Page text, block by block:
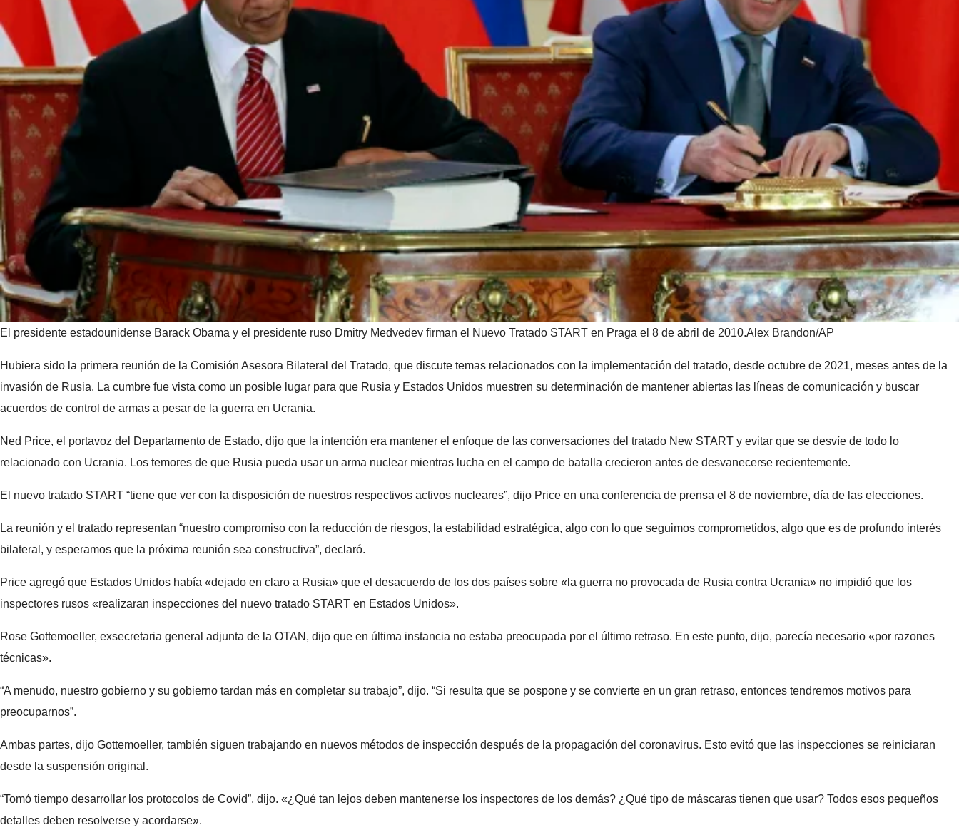
El presidente estadounidense Barack Obama y el presidente ruso Dmitry Medvedev firman el Nuevo Tratado START en Praga el 8 de abril de 2010.Alex Brandon/AP
Hubiera sido la primera reunión de la Comisión Asesora Bilateral del Tratado, que discute temas relacionados con la implementación del tratado, desde octubre de 2021, meses antes de la
invasión de Rusia. La cumbre fue vista como un posible lugar para que Rusia y Estados Unidos muestren su determinación de mantener abiertas las líneas de comunicación y buscar
acuerdos de control de armas a pesar de la guerra en Ucrania.
Ned Price, el portavoz del Departamento de Estado, dijo que la intención era mantener el enfoque de las conversaciones del tratado New START y evitar que se desvíe de todo lo
relacionado con Ucrania. Los temores de que Rusia pueda usar un arma nuclear mientras lucha en el campo de batalla crecieron antes de desvanecerse recientemente.
El nuevo tratado START “tiene que ver con la disposición de nuestros respectivos activos nucleares”, dijo Price en una conferencia de prensa el 8 de noviembre, día de las elecciones.
La reunión y el tratado representan “nuestro compromiso con la reducción de riesgos, la estabilidad estratégica, algo con lo que seguimos comprometidos, algo que es de profundo interés
bilateral, y esperamos que la próxima reunión sea constructiva”, declaró.
Price agregó que Estados Unidos había «dejado en claro a Rusia» que el desacuerdo de los dos países sobre «la guerra no provocada de Rusia contra Ucrania» no impidió que los
inspectores rusos «realizaran inspecciones del nuevo tratado START en Estados Unidos».
Rose Gottemoeller, exsecretaria general adjunta de la OTAN, dijo que en última instancia no estaba preocupada por el último retraso. En este punto, dijo, parecía necesario «por razones
técnicas».
“A menudo, nuestro gobierno y su gobierno tardan más en completar su trabajo”, dijo. “Si resulta que se pospone y se convierte en un gran retraso, entonces tendremos motivos para
preocuparnos”.
Ambas partes, dijo Gottemoeller, también siguen trabajando en nuevos métodos de inspección después de la propagación del coronavirus. Esto evitó que las inspecciones se reiniciaran
desde la suspensión original.
“Tomó tiempo desarrollar los protocolos de Covid”, dijo. «¿Qué tan lejos deben mantenerse los inspectores de los demás? ¿Qué tipo de máscaras tienen que usar? Todos esos pequeños
detalles deben resolverse y acordarse».